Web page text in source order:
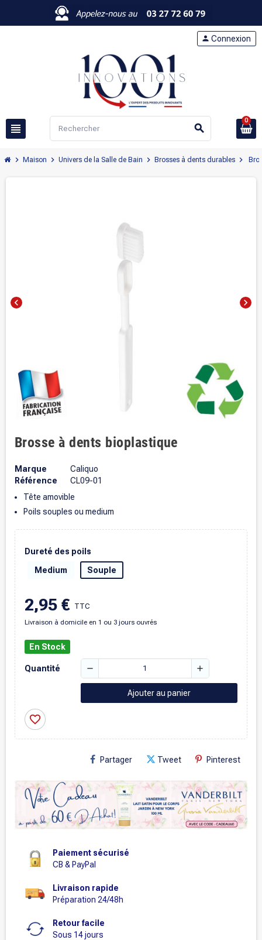
view_headline search
person Connexion
0
chevron_right Maison chevron_right Univers de la Salle de Bain chevron_right Brosses à dents durables chevron_right
chevron_left chevron_right
Brosse à dents bioplastique
Marque
Caliquo
Référence
CL09-01
Tête amovible
Poils souples ou medium
Dureté des poils
Medium
Souple
2,95 € TTC
Livraison à domicile en 1 ou 3 jours ouvrés
En Stock
Quantité remove add
Ajouter au panier
favorite_border
Partager Tweet Pinterest
Paiement sécurisé
CB & PayPal
Livraison rapide
Préparation 24/48h
Retour facile
Sous 14 jours